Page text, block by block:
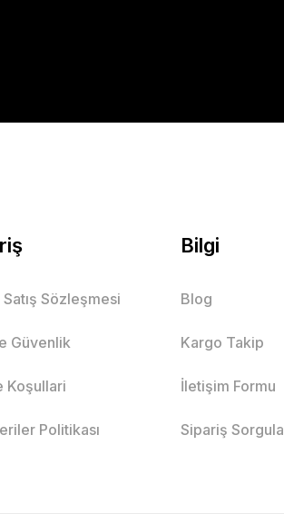
Sözleşmesi
Güvenlik
Koşullari
Politikası
Bilgi
Blog
Kargo Takip
İletişim Formu
Sipariş Sorgula